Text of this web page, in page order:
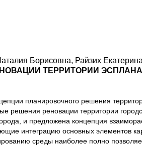
Борисовна, Райзих
ТЕРРИТОРИИ
планировочного решения
решения реновации территории
и предложена концепция
интеграцию основных элементов
среды наиболее полно